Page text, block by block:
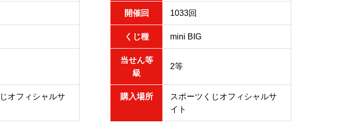
オフィシャルサ
開催回 1033回
くじ種 mini BIG
当せん等
級
2等
購入場所
スポーツくじオフィシャルサ
イト